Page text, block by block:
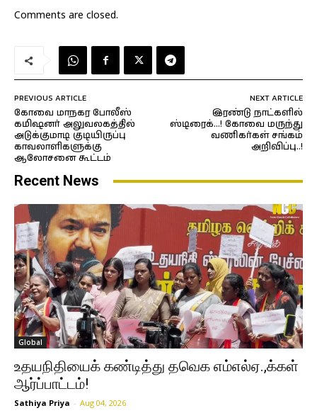
Comments are closed.
PREVIOUS ARTICLE
கோவை மாநகர போலீஸ்
கமிஷனர் அலுவலகத்தில்
அடுக்குமாடி குடியிருப்பு
காவலாளிகளுக்கு
ஆலோசனை கூட்டம்
NEXT ARTICLE
இரண்டு நாட்களில்
ஸ்டிரைக்…! கோவை மருந்து
வணிகர்கள் சங்கம்
அறிவிப்பு..!
Recent News
Global
உதயநிதியைக் கண்டித்து தவெக எம்எல்ஏ.,க்கள்
ஆர்ப்பாட்டம்!
Sathiya Priya - Aug 04, 2026